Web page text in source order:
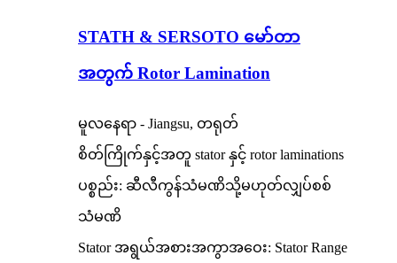
STATH & SERSOTO မော်တာ
အတွက် Rotor Lamination
မူလနေရာ - Jiangsu, တရုတ်
စိတ်ကြိုက်နှင့်အတူ stator နှင့် rotor laminations
ပစ္စည်း: ဆီလီကွန်သံမဏိသို့မဟုတ်လျှပ်စစ်
သံမဏိ
Stator အရွယ်အစားအကွာအဝေး: Stator Range